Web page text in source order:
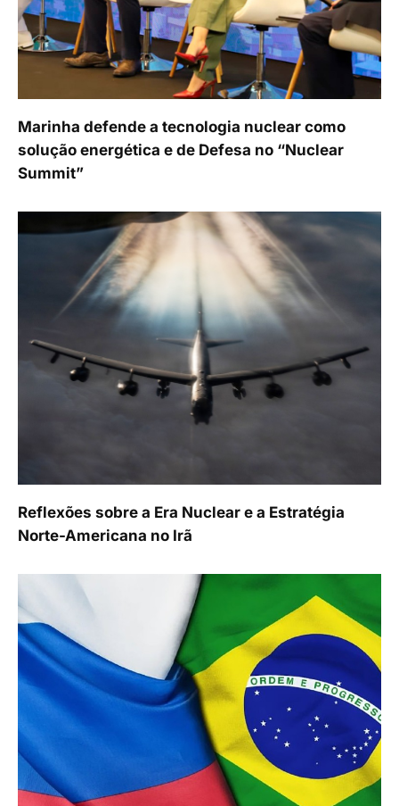
Marinha defende a tecnologia nuclear como
solução energética e de Defesa no “Nuclear
Summit”
Reflexões sobre a Era Nuclear e a Estratégia
Norte-Americana no Irã